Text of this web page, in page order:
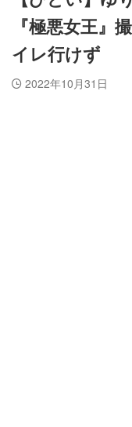
『極悪女王』
イレ行けず
2022年10月31日